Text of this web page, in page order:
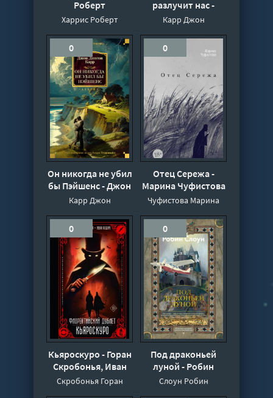
Роберт
Харрис Роберт
разлучит нас -
Карр Джон
Карр Джон
0
Он никогда не убил
бы Пэйшенс - Джон
Диксон Карр
Карр Джон
0
Отец Сережа -
Марина Чуфистова
Чуфистова Марина
0
Кьяроскуро - Горан
Скробонья, Иван
Нешич
Скробонья Горан
0
Под драконьей
луной - Робин
Слоун
Слоун Робин